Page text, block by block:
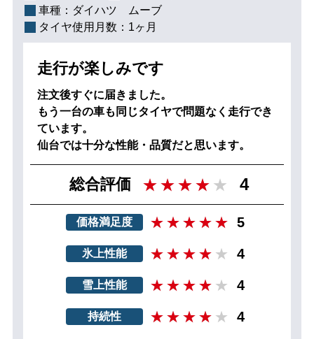
車種： ダイハツ ムーブ
タイヤ使用月数： 1ヶ月
走行が楽しみです
注文後すぐに届きました。
もう一台の車も同じタイヤで問題なく走行でき
ています。
仙台では十分な性能・品質だと思います。
総合評価 4
価格満足度 5
氷上性能 4
雪上性能 4
持続性 4